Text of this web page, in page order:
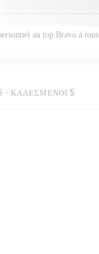
au top Bravo à tous
- ΚΑΛΕΣΜΈΝΟΙ 5